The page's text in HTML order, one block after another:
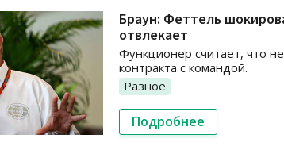
Браун: Феттель
отвлекает
Функционер считает, что
контракта с командой.
Разное
Подробнее